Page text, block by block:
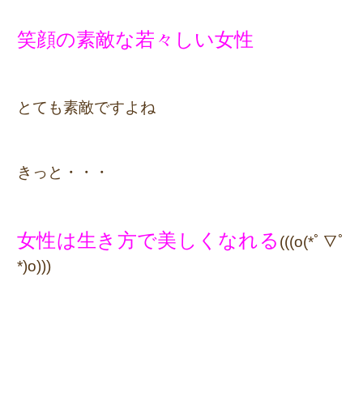
笑顔の素敵な若々しい女性
とても素敵ですよね
きっと・・・
女性は生き方で美しくなれる (((o(*ﾟ▽ﾟ
*)o)))